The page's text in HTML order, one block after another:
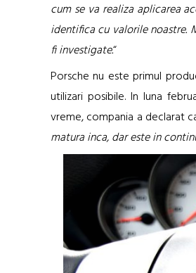
cum se va realiza aplicarea
identifica cu valorile
fi investigate.“
Porsche nu este primul
utilizari posibile. In luna
vreme, compania a declarat
matura inca, dar este in